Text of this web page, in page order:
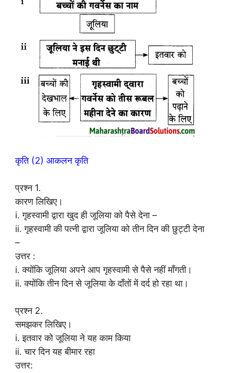
कृति (2) आकलन कृति
प्रश्न 1.
कारण लिखिए।
i. गृहस्वामी द्वारा खुद ही जूलिया को पैसे देना –
ii. गृहस्वामी की पत्नी द्वारा जूलिया को तीन दिन की छुट्टी देना
–
उत्तर :
i. क्योंकि जूलिया अपने आप गृहस्वामी से पैसे नहीं माँगती।
ii. क्योंकि तीन दिन से जूलिया के दाँतों में दर्द हो रहा था।
प्रश्न 2.
समझकर लिखिए।
i. इतवार को जूलिया ने यह काम किया
ii. चार दिन यह बीमार रहा
उत्तर: